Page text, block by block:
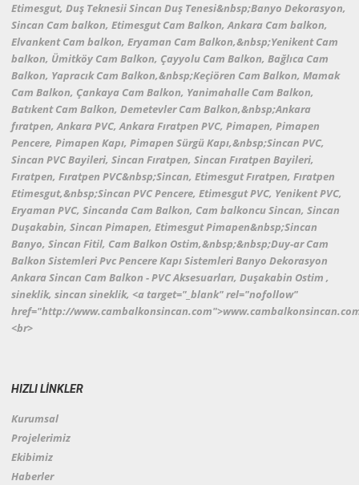
Etimesgut, Duş Teknesii Sincan Duş Tenesi&nbsp;Banyo Dekorasyon,
Sincan Cam balkon, Etimesgut Cam Balkon, Ankara Cam balkon,
Elvankent Cam balkon, Eryaman Cam Balkon,&nbsp;Yenikent Cam
balkon, Ümitköy Cam Balkon, Çayyolu Cam Balkon, Bağlıca Cam
Balkon, Yapracık Cam Balkon,&nbsp;Keçiören Cam Balkon, Mamak
Cam Balkon, Çankaya Cam Balkon, Yanimahalle Cam Balkon,
Batıkent Cam Balkon, Demetevler Cam Balkon,&nbsp;Ankara
fıratpen, Ankara PVC, Ankara Fıratpen PVC, Pimapen, Pimapen
Pencere, Pimapen Kapı, Pimapen Sürgü Kapı,&nbsp;Sincan PVC,
Sincan PVC Bayileri, Sincan Fıratpen, Sincan Fıratpen Bayileri,
Fıratpen, Fıratpen PVC&nbsp;Sincan, Etimesgut Fıratpen, Fıratpen
Etimesgut,&nbsp;Sincan PVC Pencere, Etimesgut PVC, Yenikent PVC,
Eryaman PVC, Sincanda Cam Balkon, Cam balkoncu Sincan, Sincan
Duşakabin, Sincan Pimapen, Etimesgut Pimapen&nbsp;Sincan
Banyo, Sincan Fitil, Cam Balkon Ostim,&nbsp;&nbsp;Duy-ar Cam
Balkon Sistemleri Pvc Pencere Kapı Sistemleri Banyo Dekorasyon
Ankara Sincan Cam Balkon - PVC Aksesuarları, Duşakabin Ostim ,
sineklik, sincan sineklik, <a target="_blank" rel="nofollow"
href="http://
<br>
HIZLI LİNKLER
Kurumsal
Projelerimiz
Ekibimiz
Haberler